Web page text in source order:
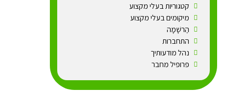
קטגוריות בעלי מקצוע
מיקומים בעלי מקצוע
הַרשָׁמָה
התחברות
נהל מודעותיך
פרופיל מחבר